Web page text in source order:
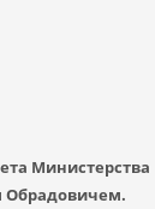
Министерства
Обрадовичем.